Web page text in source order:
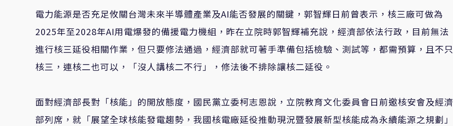
電力能源是否充足攸關台灣未來半導體產業及AI能否發展的關鍵，郭智輝日前曾表示，核三廠可做為
2025年至2028年AI用電爆發的備援電力機組，昨在立院時郭智輝補充說，經濟部依法行政，目前無法
進行核三延役相關作業，但只要修法通過，經濟部就可著手準備包括檢驗、測試等，都需預算，且不只
核三，連核二也可以，「沒人講核二不行」，修法後不排除讓核二延役。
面對經濟部長對「核能」的開放態度，國民黨立委柯志恩說，立院教育文化委員會日前邀核安會及經濟
部列席，就「展望全球核能發電趨勢，我國核電廠延役推動現況暨發展新型核能成為永續能源之規劃」